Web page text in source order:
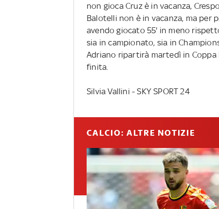
non gioca Cruz è in vacanza,
Balotelli non è in vacanza, ma per
avendo giocato 55' in meno
sia in campionato, sia in
Adriano ripartirà martedì in Coppa
finita.
Silvia Vallini - SKY SPORT 24
CALCIO: ALTRE NOTIZIE